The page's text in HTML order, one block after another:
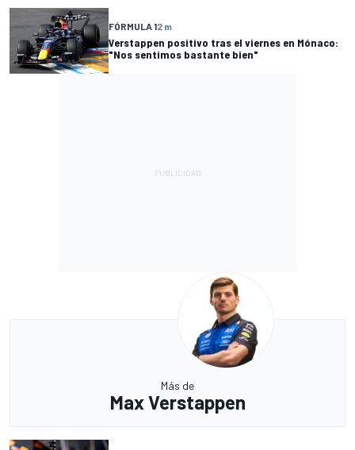
FÓRMULA 12 m
Verstappen positivo tras el viernes en Mónaco:
"Nos sentimos bastante bien"
Más de
Max Verstappen